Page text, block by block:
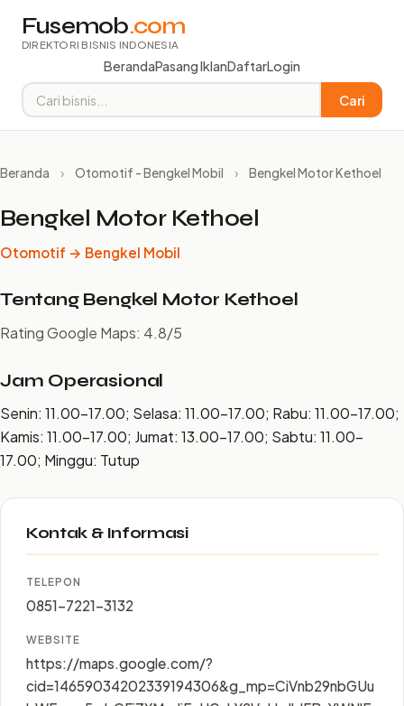
Fusemob.com
DIREKTORI BISNIS INDONESIA
BerandaPasang IklanDaftarLogin
Cari
Beranda › Otomotif - Bengkel Mobil › Bengkel Motor Kethoel
Bengkel Motor Kethoel
Otomotif → Bengkel Mobil
Tentang Bengkel Motor Kethoel
Rating Google Maps: 4.8/5
Jam Operasional
Senin: 11.00–17.00; Selasa: 11.00–17.00; Rabu: 11.00–17.00;
Kamis: 11.00–17.00; Jumat: 13.00–17.00; Sabtu: 11.00–
17.00; Minggu: Tutup
Kontak & Informasi
TELEPON
0851-7221-3132
WEBSITE
https://maps.google.com/?
cid=14659034202339194306&g_mp=CiVnb29nbGUu